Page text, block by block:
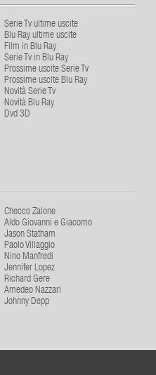
Serie Tv ultime uscite
Blu Ray ultime uscite
Film in Blu Ray
Serie Tv in Blu Ray
Prossime uscite Serie Tv
Prossime uscite Blu Ray
Novità Serie Tv
Novità Blu Ray
Dvd 3D
Checco Zalone
Aldo Giovanni e Giacomo
Jason Statham
Paolo Villaggio
Nino Manfredi
Jennifer Lopez
Richard Gere
Amedeo Nazzari
Johnny Depp